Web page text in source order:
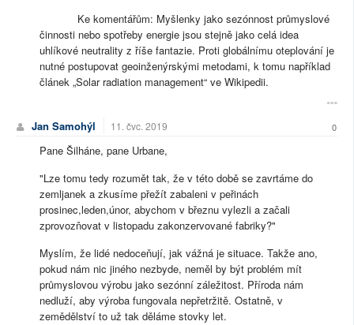
Ke komentářům: Myšlenky jako sezónnost průmyslové
činnosti nebo spotřeby energie jsou stejně jako celá idea
uhlíkové neutrality z říše fantazie. Proti globálnímu oteplování je
nutné postupovat geoinženýrskými metodami, k tomu například
článek „Solar radiation management“ ve Wikipedii.
Jan Samohýl 11. čvc. 2019 0
Pane Šilháne, pane Urbane,
"Lze tomu tedy rozumět tak, že v této době se zavrtáme do
zemljanek a zkusíme přežít zabaleni v peřinách
prosinec,leden,únor, abychom v březnu vylezli a začali
zprovozňovat v listopadu zakonzervované fabriky?"
Myslím, že lidé nedoceňují, jak vážná je situace. Takže ano,
pokud nám nic jiného nezbyde, neměl by být problém mít
průmyslovou výrobu jako sezónní záležitost. Příroda nám
nedluží, aby výroba fungovala nepřetržitě. Ostatně, v
zemědělství to už tak děláme stovky let.